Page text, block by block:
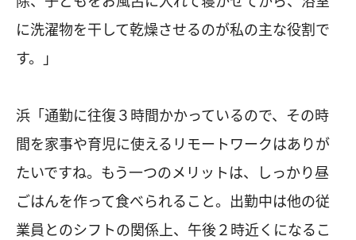
に洗濯物を干して乾燥させるのが私の主な役割で
す。」
浜「通勤に往復３時間かかっているので、その時
間を家事や育児に使えるリモートワークはありが
たいですね。もう一つのメリットは、しっかり昼
ごはんを作って食べられること。出勤中は他の従
業員とのシフトの関係上、午後２時近くになるこ